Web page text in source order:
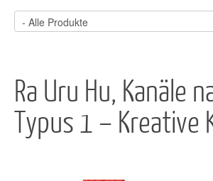
Ra Uru Hu, Kanäle
Typus 1 – Kreative